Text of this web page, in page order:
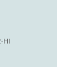
HI